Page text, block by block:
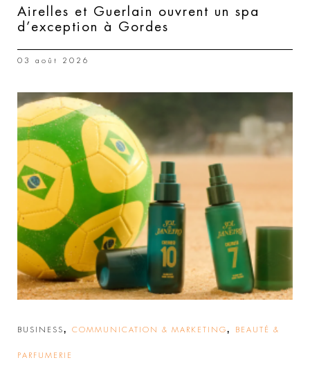
Airelles et Guerlain ouvrent un spa
d’exception à Gordes
03 août 2026
BUSINESS, COMMUNICATION & MARKETING, BEAUTÉ &
PARFUMERIE